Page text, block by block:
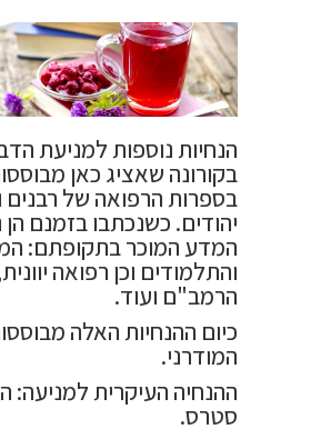
הנחיות נוספות למניעת
בקורונה שאציג כאן
בספרות הרפואה של רבנים
יהודים. כשנכתבו בזמנם
המדע המוכר בתקופתם:
והתלמודים וכן רפואה
הרמב"ם ועוד.
כיום ההנחיות האלה
המודרני.
ההנחיה העיקרית
סטרס.